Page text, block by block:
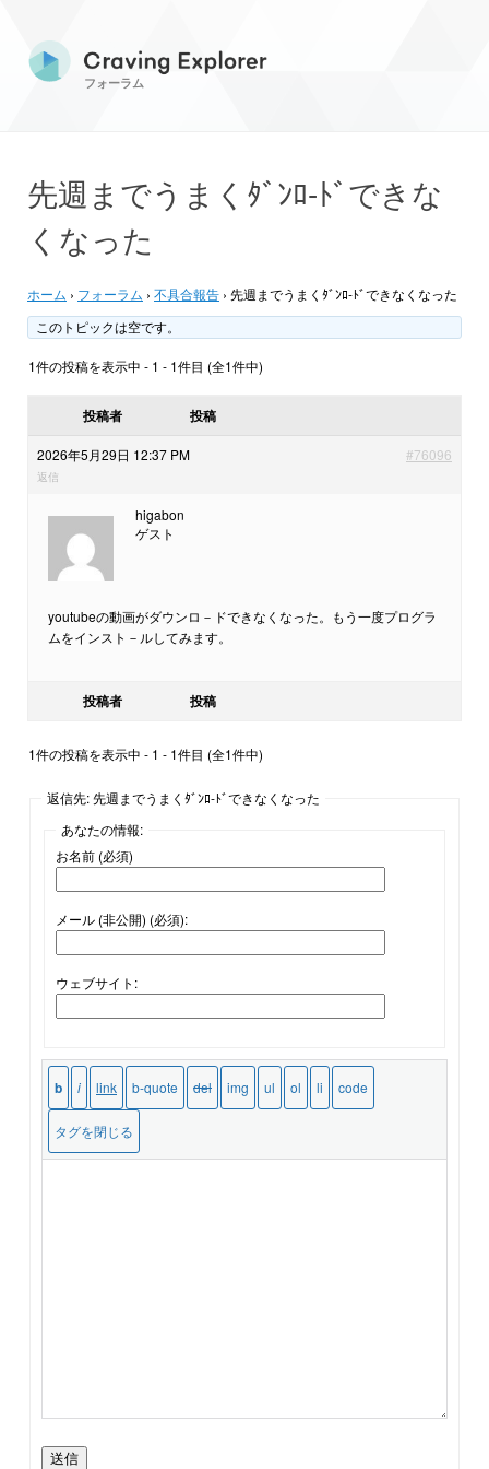
フォーラム
先週までうまくﾀﾞﾝﾛ-ﾄﾞできな
くなった
ホーム › フォーラム › 不具合報告 › 先週までうまくﾀﾞﾝﾛ-ﾄﾞできなくなった
このトピックは空です。
1件の投稿を表示中 - 1 - 1件目 (全1件中)
投稿者 投稿
2026年5月29日 12:37 PM #76096
返信
higabon
ゲスト
youtubeの動画がダウンロ－ドできなくなった。もう一度プログラ
ムをインスト－ルしてみます。
投稿者 投稿
1件の投稿を表示中 - 1 - 1件目 (全1件中)
返信先: 先週までうまくﾀﾞﾝﾛ-ﾄﾞできなくなった
あなたの情報:
お名前 (必須)
メール (非公開) (必須):
ウェブサイト:
送信